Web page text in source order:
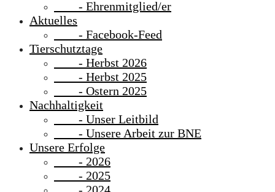
- Ehrenmitglied/er
Aktuelles
- Facebook-Feed
Tierschutztage
- Herbst 2026
- Herbst 2025
- Ostern 2025
Nachhaltigkeit
- Unser Leitbild
- Unsere Arbeit zur BNE
Unsere Erfolge
- 2026
- 2025